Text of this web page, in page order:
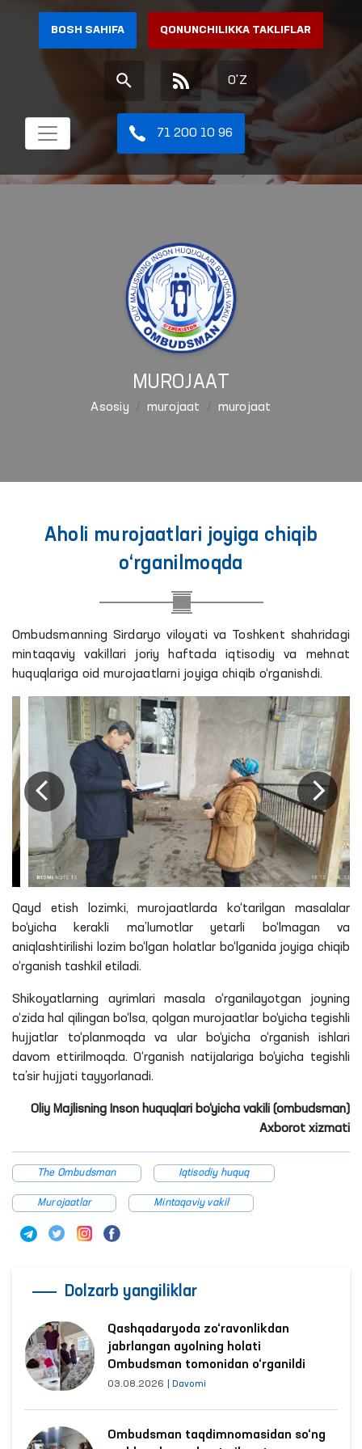
BOSH SAHIFA QONUNCHILIKKA TAKLIFLAR
O'Z
71 200 10 96
MUROJAAT
Asosiy murojaat murojaat
Aholi murojaatlari joyiga chiqib
o‘rganilmoqda
Ombudsmanning Sirdaryo viloyati va Toshkent shahridagi
mintaqaviy vakillari joriy haftada iqtisodiy va mehnat
huquqlariga oid murojaatlarni joyiga chiqib o‘rganishdi.
Qayd etish lozimki, murojaatlarda ko‘tarilgan masalalar
bo‘yicha kerakli ma’lumotlar yetarli bo‘lmagan va
aniqlashtirilishi lozim bo‘lgan holatlar bo‘lganida joyiga chiqib
o‘rganish tashkil etiladi.
Shikoyatlarning ayrimlari masala o‘rganilayotgan joyning
o‘zida hal qilingan bo‘lsa, qolgan murojaatlar bo‘yicha tegishli
hujjatlar to‘planmoqda va ular bo‘yicha o‘rganish ishlari
davom ettirilmoqda. O‘rganish natijalariga bo‘yicha tegishli
ta’sir hujjati tayyorlanadi.
Oliy Majlisning Inson huquqlari bo‘yicha vakili (ombudsman)
Axborot xizmati
The Ombudsman Iqtisodiy huquq
Murojaatlar Mintaqaviy vakil
Dolzarb yangiliklar
Qashqadaryoda zo‘ravonlikdan
jabrlangan ayolning holati
Ombudsman tomonidan o‘rganildi
03.08.2026 Davomi
Ombudsman taqdimnomasidan so‘ng